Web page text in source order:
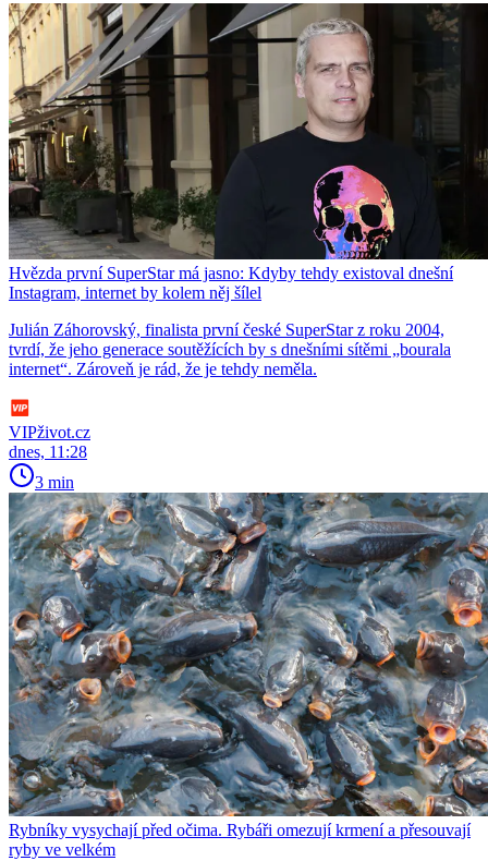
Hvězda první SuperStar má jasno: Kdyby tehdy existoval dnešní
Instagram, internet by kolem něj šílel
Julián Záhorovský, finalista první české SuperStar z roku 2004,
tvrdí, že jeho generace soutěžících by s dnešními sítěmi „bourala
internet“. Zároveň je rád, že je tehdy neměla.
VIPživot.cz
dnes, 11:28
3 min
Rybníky vysychají před očima. Rybáři omezují krmení a přesouvají
ryby ve velkém